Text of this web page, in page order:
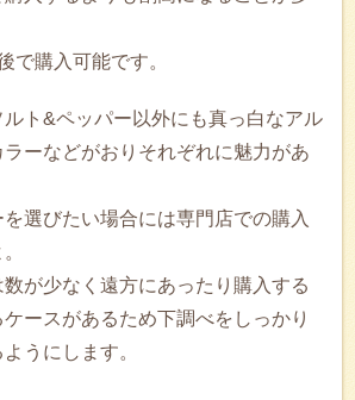
で購入可能です。
ト&ペッパー以外にも真っ白なアル
ラーなどがおりそれぞれに魅力があ
選びたい場合には専門店での購入
が少なく遠方にあったり購入する
ースがあるため下調べをしっかり
うにします。